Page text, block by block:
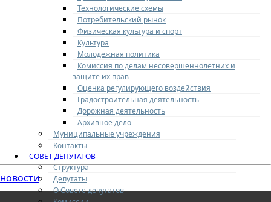
Технологические схемы
Потребительский рынок
Физическая культура и спорт
Культура
Молодежная политика
Комиссия по делам несовершеннолетних и
защите их прав
Оценка регулирующего воздействия
Градостроительная деятельность
Дорожная деятельность
Архивное дело
Муниципальные учреждения
Контакты
СОВЕТ ДЕПУТАТОВ
Структура
Депутаты
О Совете депутатов
новости